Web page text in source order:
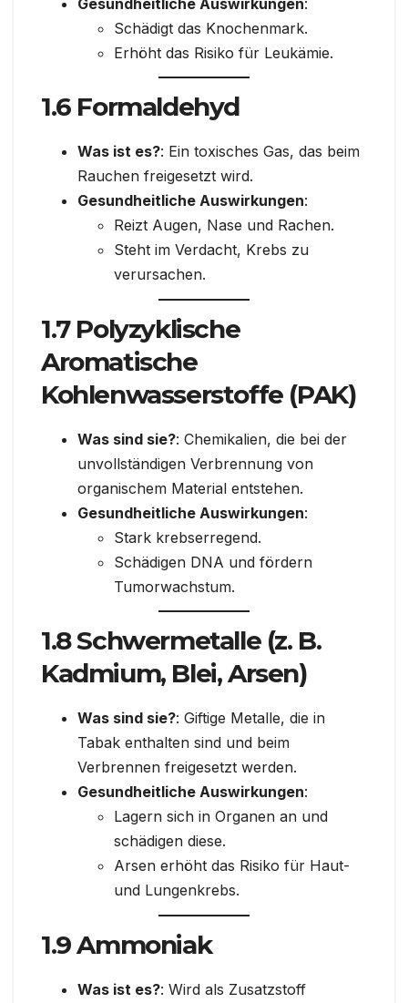
Schädigt das Knochenmark.
Erhöht das Risiko für Leukämie.
1.6 Formaldehyd
Was ist es?: Ein toxisches Gas, das beim
Rauchen freigesetzt wird.
Gesundheitliche Auswirkungen:
Reizt Augen, Nase und Rachen.
Steht im Verdacht, Krebs zu
verursachen.
1.7 Polyzyklische
Aromatische
Kohlenwasserstoffe (PAK)
Was sind sie?: Chemikalien, die bei der
unvollständigen Verbrennung von
organischem Material entstehen.
Gesundheitliche Auswirkungen:
Stark krebserregend.
Schädigen DNA und fördern
Tumorwachstum.
1.8 Schwermetalle (z. B.
Kadmium, Blei, Arsen)
Was sind sie?: Giftige Metalle, die in
Tabak enthalten sind und beim
Verbrennen freigesetzt werden.
Gesundheitliche Auswirkungen:
Lagern sich in Organen an und
schädigen diese.
Arsen erhöht das Risiko für Haut-
und Lungenkrebs.
1.9 Ammoniak
Was ist es?: Wird als Zusatzstoff